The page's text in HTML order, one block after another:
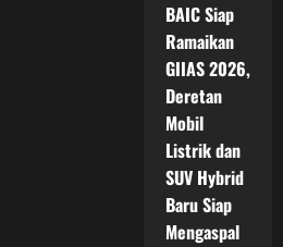
BAIC Siap
Ramaikan
GIIAS 2026,
Deretan
Mobil
Listrik dan
SUV Hybrid
Baru Siap
Mengaspal